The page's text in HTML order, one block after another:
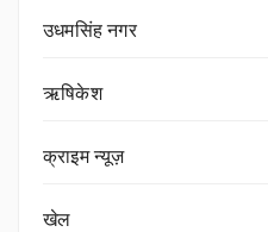
उधमसिंह नगर
ऋषिकेश
क्राइम न्यूज़
खेल